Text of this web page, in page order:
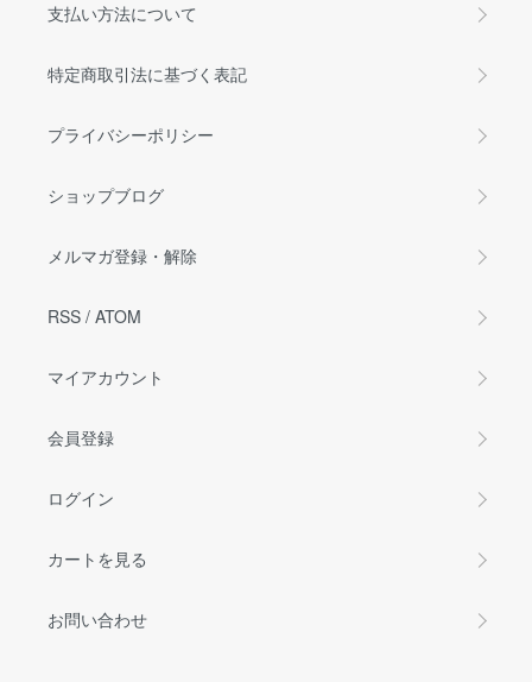
支払い方法について
特定商取引法に基づく表記
プライバシーポリシー
ショップブログ
メルマガ登録・解除
RSS / ATOM
マイアカウント
会員登録
ログイン
カートを見る
お問い合わせ